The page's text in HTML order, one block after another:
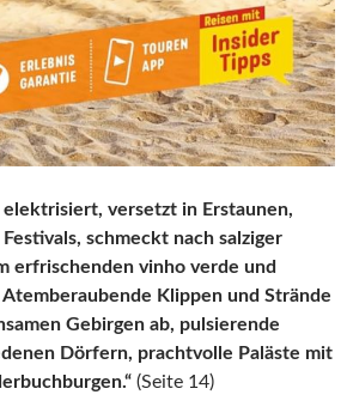
versetzt in Erstaunen,
schmeckt nach salziger
erfrischenden vinho verde und
Klippen und Strände
Gebirgen ab, pulsierende
Dörfern, prachtvolle Paläste mit
(Seite 14)